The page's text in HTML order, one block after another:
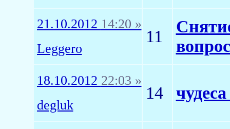
21.10.2012 14:20 »
Leggero
11
вопрос
18.10.2012 22:03 »
degluk
14